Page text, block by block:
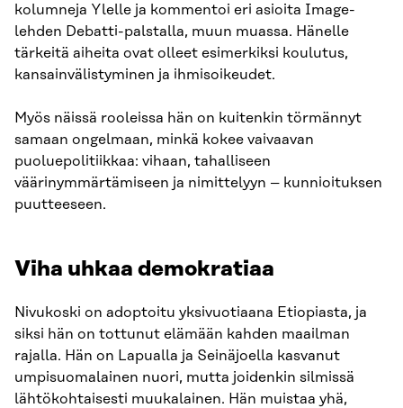
kolumneja Ylelle ja kommentoi eri asioita Image-
lehden Debatti-palstalla, muun muassa. Hänelle
tärkeitä aiheita ovat olleet esimerkiksi koulutus,
kansainvälistyminen ja ihmisoikeudet.
Myös näissä rooleissa hän on kuitenkin törmännyt
samaan ongelmaan, minkä kokee vaivaavan
puoluepolitiikkaa: vihaan, tahalliseen
väärinymmärtämiseen ja nimittelyyn – kunnioituksen
puutteeseen.
Viha uhkaa demokratiaa
Nivukoski on adoptoitu yksivuotiaana Etiopiasta, ja
siksi hän on tottunut elämään kahden maailman
rajalla. Hän on Lapualla ja Seinäjoella kasvanut
umpisuomalainen nuori, mutta joidenkin silmissä
lähtökohtaisesti muukalainen. Hän muistaa yhä,